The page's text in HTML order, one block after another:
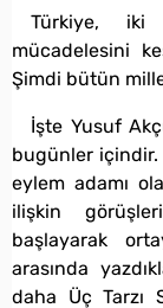
Türkiye, iki
mücadelesini
Şimdi bütün
İşte Yusuf
bugünler
eylem adamı
ilişkin
başlayarak
arasında
daha Üç Tarzı